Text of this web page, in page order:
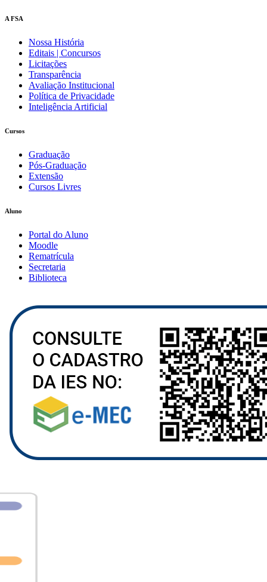
A FSA
Nossa História
Editais | Concursos
Licitações
Transparência
Avaliação Institucional
Política de Privacidade
Inteligência Artificial
Cursos
Graduação
Pós-Graduação
Extensão
Cursos Livres
Aluno
Portal do Aluno
Moodle
Rematrícula
Secretaria
Biblioteca